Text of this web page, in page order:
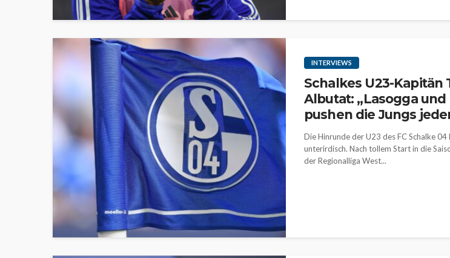
INTERVIEWS
Schalkes U23-Kapitän
Albutat: „Lasogga und
pushen die Jungs
Die Hinrunde der U23 des FC Schalke 04
unterirdisch. Nach tollem Start in die
der Regionalliga West...